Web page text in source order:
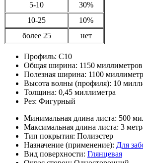
5-10
30%
10-25
10%
более 25
нет
Профиль: С10
Общая ширина: 1150 миллиметров
Полезная ширина: 1100
Высота волны (профиля): 10
Толщина: 0,45 миллиметра
Рез: Фигурный
Минимальная длина листа: 500
Максимальная длина листа: 3
Тип покрытия: Полиэстер
Назначение (применение): Для
Вид поверхности: Глянцевая